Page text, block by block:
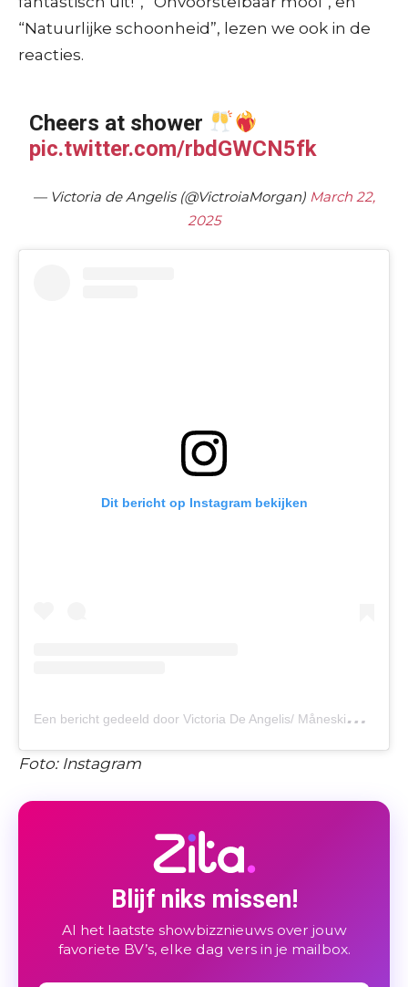
“Natuurlijke schoonheid”, lezen we ook in de
reacties.
Cheers at shower
pic.twitter.com/rbdGWCN5fk
— Victoria de Angelis (@VictroiaMorgan) March 22,
2025
Dit bericht op Instagram bekijken
E
en bericht gedeeld door Victoria De Angelis/ Måneskin (@vicdeangelis)
Foto: Instagram
Blijf niks missen!
Al het laatste showbizznieuws over jouw
favoriete BV’s, elke dag vers in je mailbox.